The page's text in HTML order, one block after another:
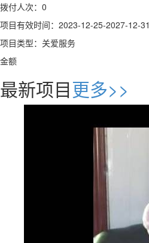
拨付人次：0
项目有效时间：2023-12-25-2027-12-31
项目类型：关爱服务
金额
最新项目更多>>